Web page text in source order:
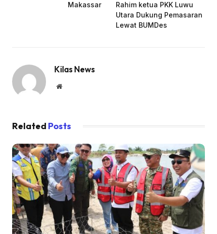
Makassar
Rahim ketua PKK Luwu
Utara Dukung Pemasaran
Lewat BUMDes
Kilas News
Website
Related Posts